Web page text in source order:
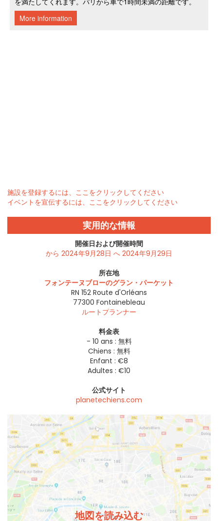
施設を登録するには、ここをクリックしてください
イベントを宣伝するには、ここをクリックしてください
実用的な情報
開催日および開催時間
から 2024年9月28日 へ 2024年9月29日
所在地
フォンテーヌブローのグラン・パーケット
RN 152 Route d'Orléans
77300 Fontainebleau
ルートプランナー
料金表
- 10 ans : 無料
Chiens : 無料
Enfant : €8
Adultes : €10
公式サイト
planetechiens.com
地図を読み込む